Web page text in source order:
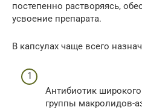
постепенно растворяясь,
усвоение препарата.
В капсулах чаще всего
Антибиотик
группы макролидов-